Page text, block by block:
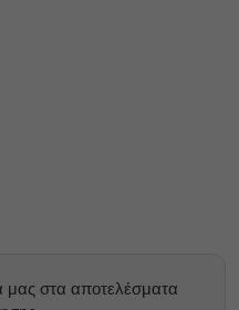
μας στα αποτελέσματα